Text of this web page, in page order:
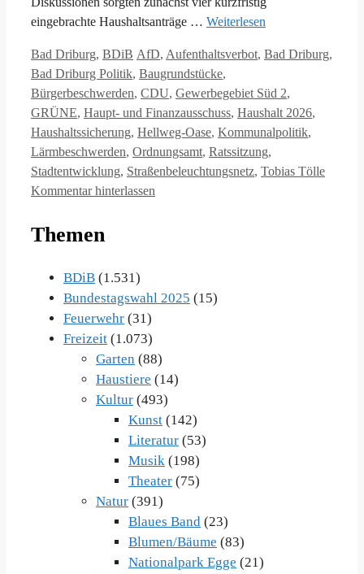
eingebrachte Haushaltsanträge … Weiterlesen
Kategorien
Bad Driburg, BDiB Schlagwörter
AfD, Aufenthaltsverbot, Bad Driburg,
Bad Driburg Politik, Baugrundstücke,
Bürgerbeschwerden, CDU, Gewerbegebiet Süd 2,
GRÜNE, Haupt- und Finanzausschuss, Haushalt 2026,
Haushaltssicherung, Hellweg-Oase, Kommunalpolitik,
Lärmbeschwerden, Ordnungsamt, Ratssitzung,
Stadtentwicklung, Straßenbeleuchtungsnetz, Tobias Tölle
Kommentar hinterlassen
Themen
BDiB (1.531)
Bundestagswahl 2025 (15)
Feuerwehr (31)
Freizeit (1.073)
Garten (88)
Haustiere (14)
Kultur (493)
Kunst (142)
Literatur (53)
Musik (198)
Theater (75)
Natur (391)
Blaues Band (23)
Blumen/Bäume (83)
Nationalpark Egge (21)